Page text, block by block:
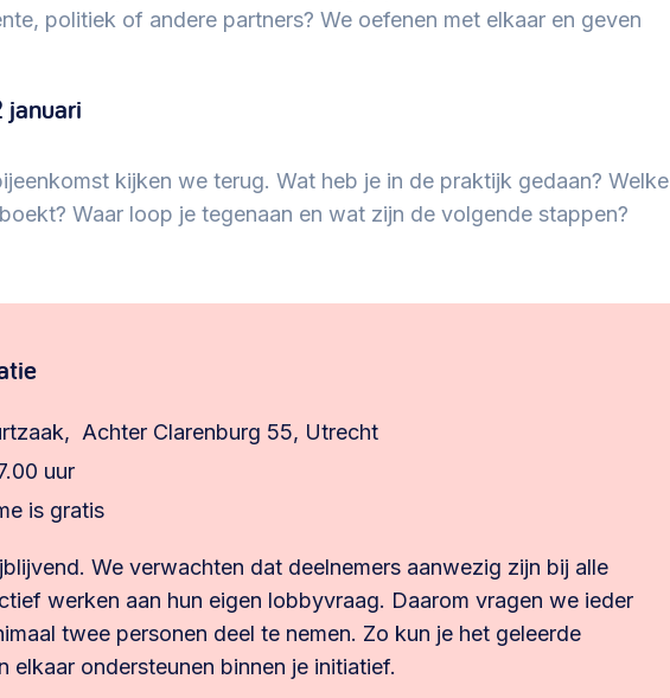
politiek of andere partners? We oefenen met elkaar en geven
januari
kijken we terug. Wat heb je in de praktijk gedaan? Welke
Waar loop je tegenaan en wat zijn de volgende stappen?
Achter Clarenburg 55, Utrecht
uur
is gratis
We verwachten dat deelnemers aanwezig zijn bij alle
werken aan hun eigen lobbyvraag. Daarom vragen we ieder
twee personen deel te nemen. Zo kun je het geleerde
elkaar ondersteunen binnen je initiatief.